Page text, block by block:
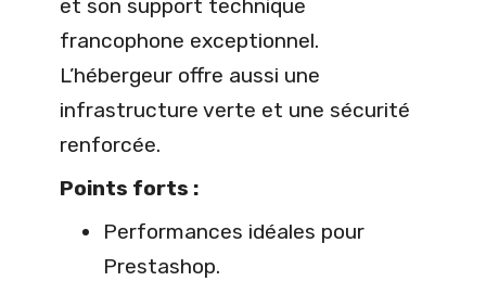
et son support technique
francophone exceptionnel.
L’hébergeur offre aussi une
infrastructure verte et une sécurité
renforcée.
Points forts :
Performances idéales pour
Prestashop.